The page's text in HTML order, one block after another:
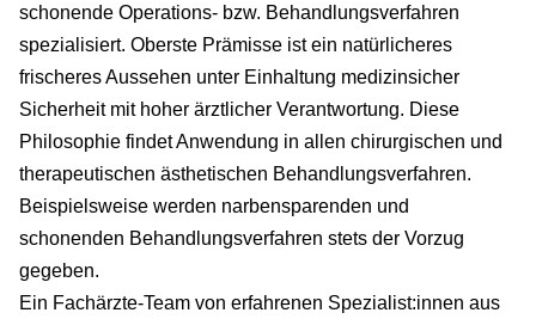
schonende Operations- bzw. Behandlungsverfahren
spezialisiert. Oberste Prämisse ist ein natürlicheres
frischeres Aussehen unter Einhaltung medizinsicher
Sicherheit mit hoher ärztlicher Verantwortung. Diese
Philosophie findet Anwendung in allen chirurgischen und
therapeutischen ästhetischen Behandlungsverfahren.
Beispielsweise werden narbensparenden und
schonenden Behandlungsverfahren stets der Vorzug
gegeben.
Ein Fachärzte-Team von erfahrenen Spezialist:innen aus